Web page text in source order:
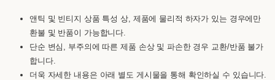
앤틱 및 빈티지 상품 특성 상, 제품에 물리적 하자가 있는 경우에만
환불 및 반품이 가능합니다.
단순 변심, 부주의에 따른 제품 손상 및 파손한 경우 교환/반품 불가
합니다.
더욱 자세한 내용은 아래 별도 게시물을 통해 확인하실 수 있습니다.